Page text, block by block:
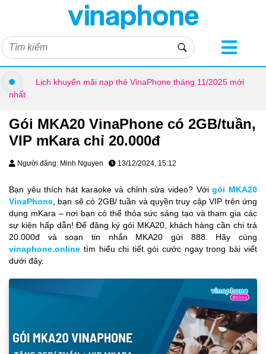
Lịch khuyến mãi nạp thẻ VinaPhone tháng 11/2025 mới
nhất
Gói MKA20 VinaPhone có 2GB/tuần,
VIP mKara chỉ 20.000đ
Người đăng: Minh Nguyen 13/12/2024, 15:12
Bạn yêu thích hát karaoke và chỉnh sửa video? Vớigói MKA20
VinaPhone , bạn sẽ có 2GB/ tuần và quyền truy cập VIP trên ứng
dụng mKara – nơi bạn có thể thỏa sức sáng tạo và tham gia các
sự kiện hấp dẫn! Để đăng ký gói MKA20, khách hàng cần chi trả
20.000đ và soạn tin nhắn MKA20 gửi 888. Hãy cùng
vinaphone.online tìm hiểu chi tiết gói cước ngay trong bài viết
dưới đây.